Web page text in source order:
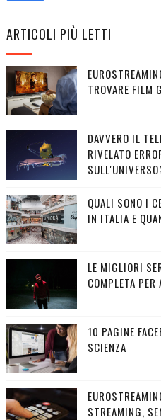
ARTICOLI PIÙ LETTI
TROVARE FILM
DAVVERO IL
RIVELATO
QUALI SONO I
IN ITALIA E
LE MIGLIORI
COMPLETA
10 PAGINE
SCIENZA
STREAMING,